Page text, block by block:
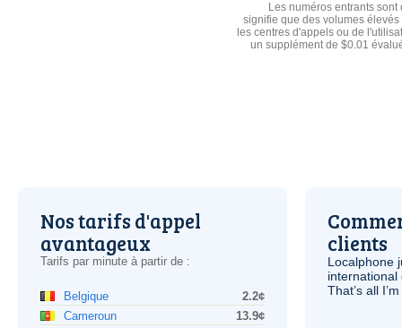
Les numéros entrants
signifie que des volumes
les centres d'appels ou de
un supplément de $0.01
Nos tarifs d'appel
avantageux
Tarifs par minute à partir de :
Belgique
2.2¢
Cameroun
13.9¢
clients
Localphone
international
That’s all